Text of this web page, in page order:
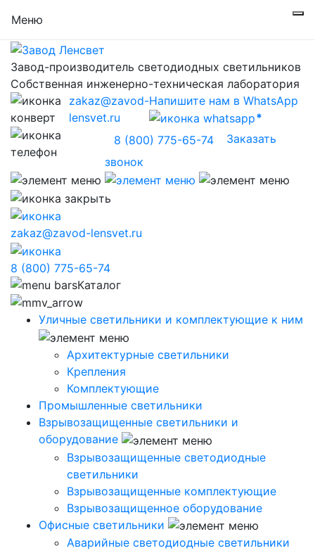
Меню
Завод-производитель светодиодных светильников
Собственная инженерно-техническая лаборатория
zakaz@zavod-
lensvet.ru
Напишите нам в WhatsApp
8 (800) 775-65-74
Заказать
звонок
zakaz@zavod-lensvet.ru
8 (800) 775-65-74
Каталог
Уличные светильники и комплектующие к ним
Архитектурные светильники
Крепления
Комплектующие
Промышленные светильники
Взрывозащищенные светильники и
оборудование
Взрывозащищенные светодиодные
светильники
Взрывозащищенные комплектующие
Взрывозащищенное оборудование
Офисные светильники
Аварийные светодиодные светильники